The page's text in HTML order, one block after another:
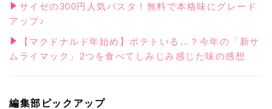
サイゼの300円人気パスタ！無料で本格味にグレード
アップ♪
【マクドナルド年始め】ポテトいる…？今年の「新サ
ムライマック」2つを食べてしみじみ感じた味の感想
編集部ピックアップ